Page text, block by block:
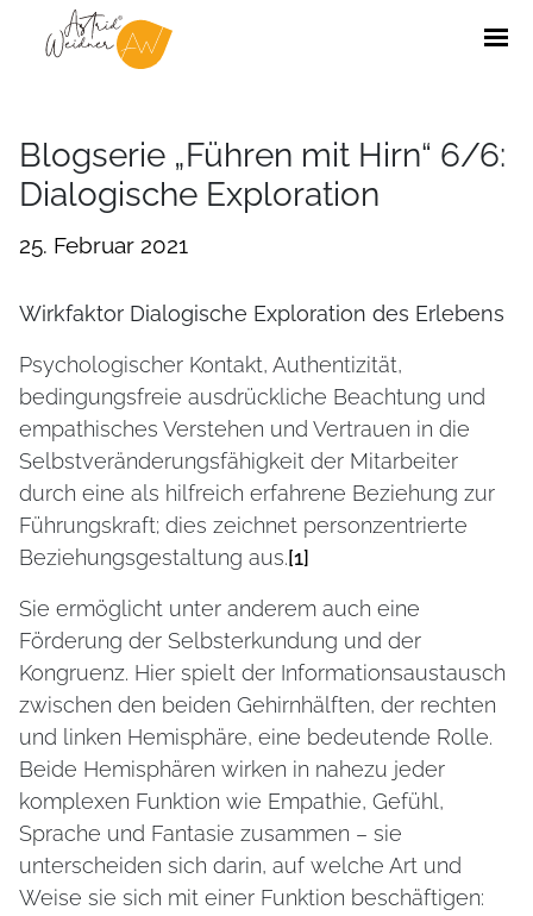
Blogserie „Führen mit Hirn“ 6/6:
Dialogische Exploration
25. Februar 2021
Wirkfaktor Dialogische Exploration des Erlebens
Psychologischer Kontakt, Authentizität,
bedingungsfreie ausdrückliche Beachtung und
empathisches Verstehen und Vertrauen in die
Selbstveränderungsfähigkeit der Mitarbeiter
durch eine als hilfreich erfahrene Beziehung zur
Führungskraft; dies zeichnet personzentrierte
Beziehungsgestaltung aus.[1]
Sie ermöglicht unter anderem auch eine
Förderung der Selbsterkundung und der
Kongruenz. Hier spielt der Informationsaustausch
zwischen den beiden Gehirnhälften, der rechten
und linken Hemisphäre, eine bedeutende Rolle.
Beide Hemisphären wirken in nahezu jeder
komplexen Funktion wie Empathie, Gefühl,
Sprache und Fantasie zusammen – sie
unterscheiden sich darin, auf welche Art und
Weise sie sich mit einer Funktion beschäftigen: